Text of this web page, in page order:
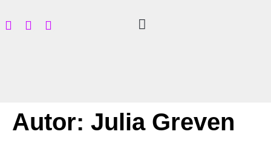
Autor: Julia Greven